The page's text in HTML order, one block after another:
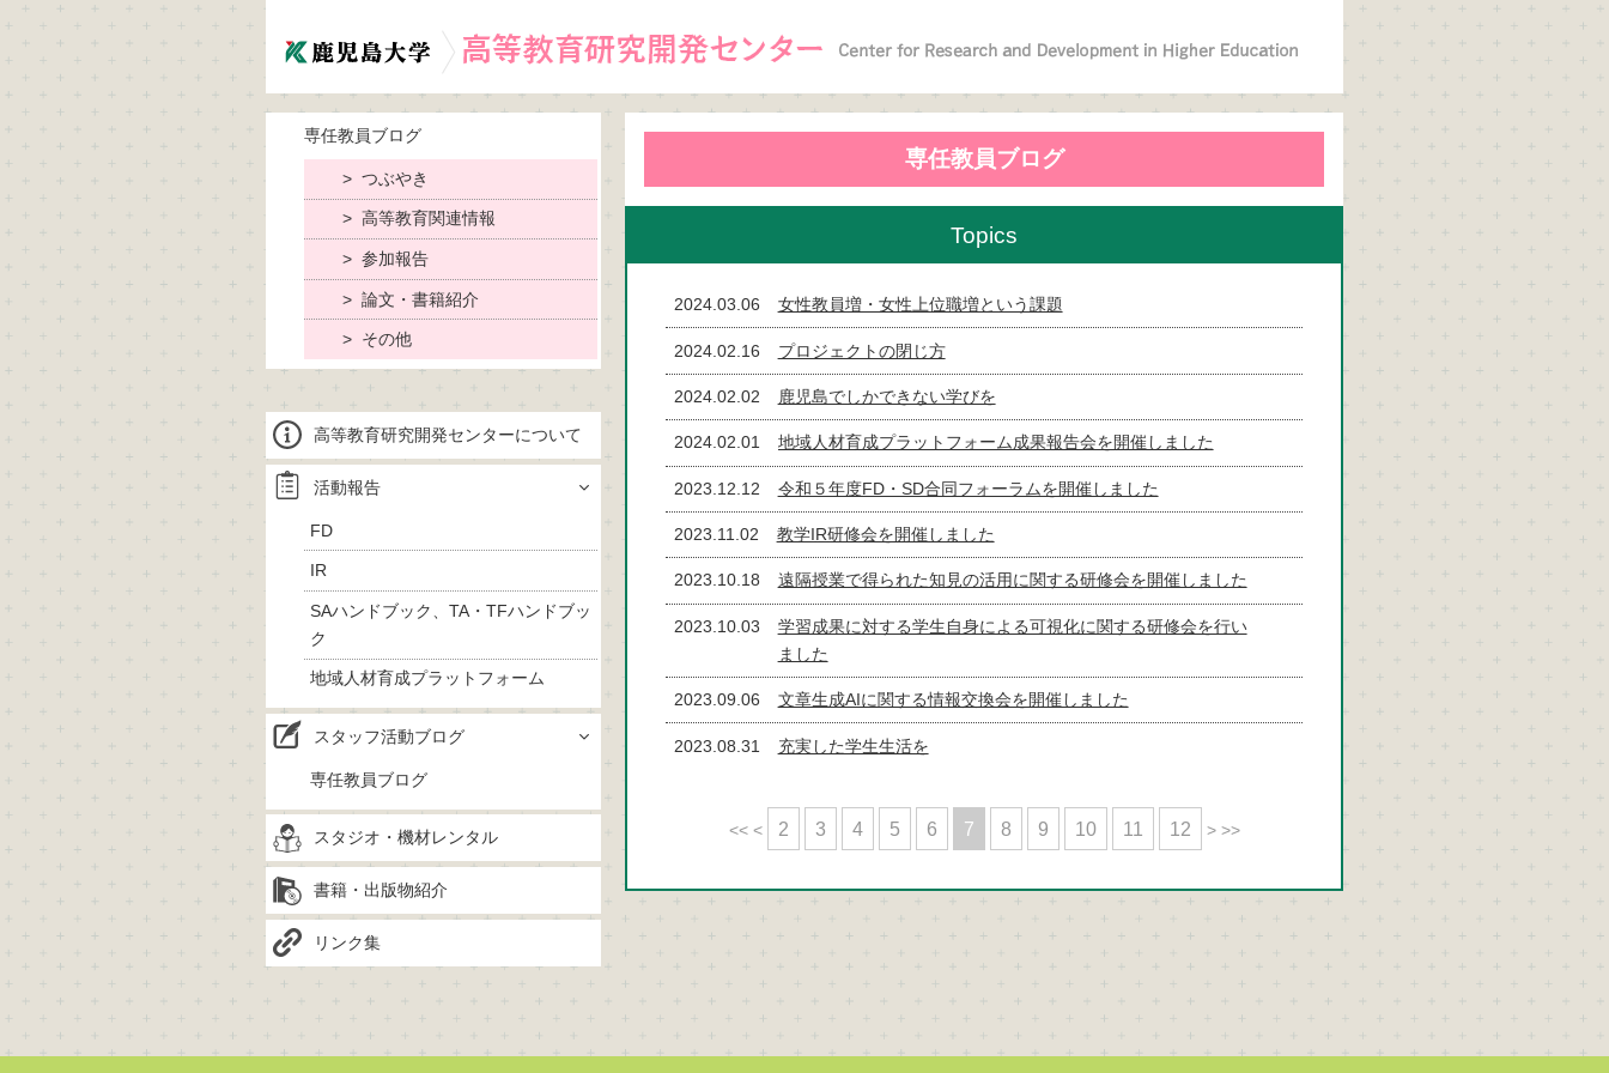
専任教員ブログ
Topics
2024.03.06 女性教員増・女性上位職増という課題
2024.02.16 プロジェクトの閉じ方
2024.02.02 鹿児島でしかできない学びを
2024.02.01 地域人材育成プラットフォーム成果報告会を開催しました
2023.12.12 令和５年度FD・SD合同フォーラムを開催しました
2023.11.02 教学IR研修会を開催しました
2023.10.18 遠隔授業で得られた知見の活用に関する研修会を開催しました
2023.10.03
学習成果に対する学生自身による可視化に関する研修会を行い
ました
2023.09.06 文章生成AIに関する情報交換会を開催しました
2023.08.31 充実した学生生活を
<< < 2 3 4 5 6 7 8 9 10 11 12 > >>
専任教員ブログ
つぶやき
高等教育関連情報
参加報告
論文・書籍紹介
その他
高等教育研究開発センターについて
活動報告
FD
IR
SAハンドブック、TA・TFハンドブッ
ク
地域人材育成プラットフォーム
スタッフ活動ブログ
専任教員ブログ
スタジオ・機材レンタル
書籍・出版物紹介
リンク集